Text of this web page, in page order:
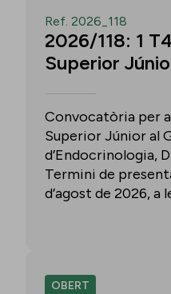
Ref. 2026_118
2026/118: 1
Superior
Convocatòria per
Superior Júnior al
d’Endocrinologia,
Termini de
d’agost de 2026, a
OBERT